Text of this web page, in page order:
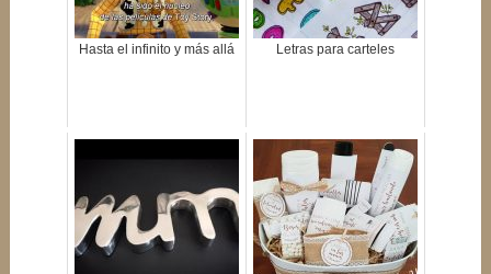
Hasta el infinito y más allá Letras para carteles